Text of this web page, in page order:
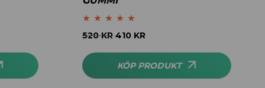
Betygsatt5.00
520KR 410 KR
KÖP PRODUKT